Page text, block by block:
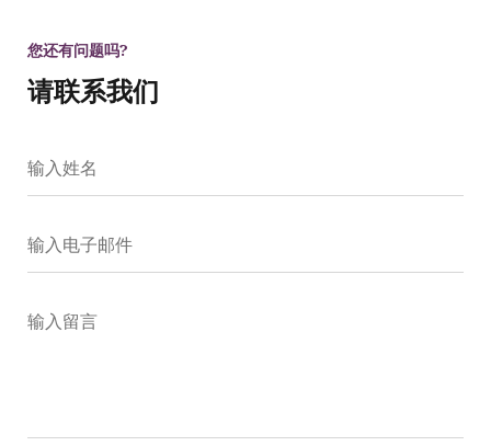
您还有问题吗?
请联系我们
输入姓名
输入电子邮件
输入留言